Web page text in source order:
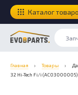
Каталог
Главная › Товары ›
32 Hi-Tech Fi/i (AC03000005)